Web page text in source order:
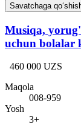
Savatchaga
Musiqa,
uchun bolalar
460 000 UZS
Maqola
008-959
Yosh
3+